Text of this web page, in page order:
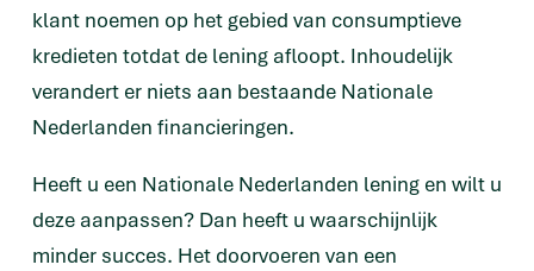
klant noemen op het gebied van consumptieve
kredieten totdat de lening afloopt. Inhoudelijk
verandert er niets aan bestaande Nationale
Nederlanden financieringen.
Heeft u een Nationale Nederlanden lening en wilt u
deze aanpassen? Dan heeft u waarschijnlijk
minder succes. Het doorvoeren van een